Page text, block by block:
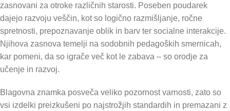
zasnovani za otroke različnih starosti. Poseben poudarek
dajejo razvoju veščin, kot so logično razmišljanje, ročne
spretnosti, prepoznavanje oblik in barv ter socialne interakcije.
Njihova zasnova temelji na sodobnih pedagoških smernicah,
kar pomeni, da so igrače več kot le zabava – so orodje za
učenje in razvoj.
Blagovna znamka posveča veliko pozornost varnosti, zato so
vsi izdelki preizkušeni po najstrožjih standardih in premazani z